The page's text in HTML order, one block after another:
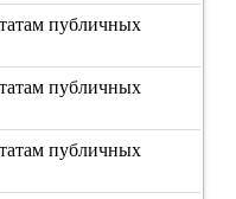
публичных
публичных
публичных